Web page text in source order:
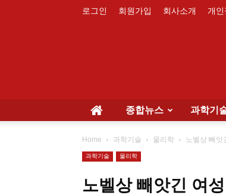
로그인 회원가입 회사소개 개
종합뉴스 과학기
Home 과학기술 물리학 노벨상 빼앗
과학기술 물리학
노벨상 빼앗긴 여